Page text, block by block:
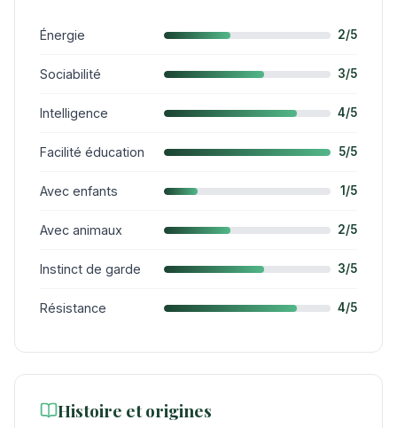
Énergie 2/5
Sociabilité 3/5
Intelligence 4/5
Facilité éducation 5/5
Avec enfants 1/5
Avec animaux 2/5
Instinct de garde 3/5
Résistance 4/5
Histoire et origines